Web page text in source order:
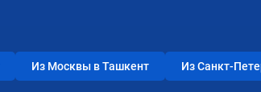
Из Москвы в Ташкент Из Санкт-